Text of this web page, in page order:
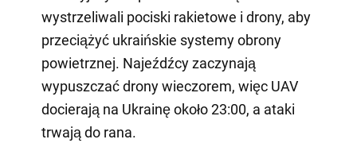
wystrzeliwali pociski rakietowe i drony, aby
przeciążyć ukraińskie systemy obrony
powietrznej. Najeźdźcy zaczynają
wypuszczać drony wieczorem, więc UAV
docierają na Ukrainę około 23:00, a ataki
trwają do rana.